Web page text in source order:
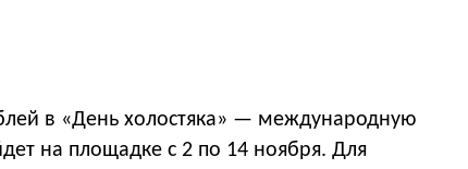
в «День холостяка» — международную
на площадке с 2 по 14 ноября. Для